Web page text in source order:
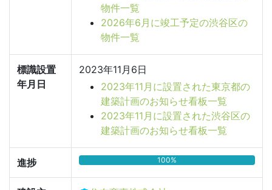
物件一覧
2026年6月に竣工予定の渋谷区の
物件一覧
標識設置
年月日
2023年11月6日
2023年11月に設置された東京都の
建築計画のお知らせ看板一覧
2023年11月に設置された渋谷区の
建築計画のお知らせ看板一覧
進捗 100%